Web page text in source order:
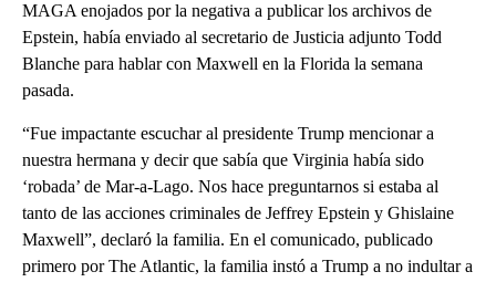
MAGA enojados por la negativa a publicar los archivos de
Epstein, había enviado al secretario de Justicia adjunto Todd
Blanche para hablar con Maxwell en la Florida la semana
pasada.
“Fue impactante escuchar al presidente Trump mencionar a
nuestra hermana y decir que sabía que Virginia había sido
‘robada’ de Mar-a-Lago. Nos hace preguntarnos si estaba al
tanto de las acciones criminales de Jeffrey Epstein y Ghislaine
Maxwell”, declaró la familia. En el comunicado, publicado
primero por The Atlantic, la familia instó a Trump a no indultar a